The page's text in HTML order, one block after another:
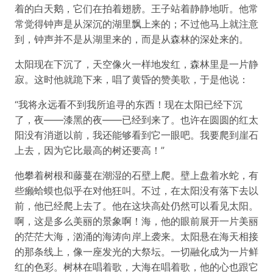
着的白天鹅，它们在拍着翅膀。王子站着静静地听。他常
常觉得钟声是从深沉的湖里飘上来的；不过他马上就注意
到，钟声并不是从湖里来的，而是从森林的深处来的。
太阳现在下沉了，天空像火一样地发红，森林里是一片静
寂。这时他就跪下来，唱了黄昏的赞美歌，于是他说：
“我将永远看不到我所追寻的东西！现在太阳已经下沉
了，夜——漆黑的夜——已经到来了。也许在圆圆的红太
阳没有消逝以前，我还能够看到它一眼吧。我要爬到崖石
上去，因为它比最高的树还要高！”
他攀着树根和藤蔓在潮湿的石壁上爬。壁上盘着水蛇，有
些癞蛤蟆也似乎在对他狂叫。不过，在太阳没有落下去以
前，他已经爬上去了。他在这块高处仍然可以看见太阳。
啊，这是多么美丽的景象啊！海，他的眼前展开一片美丽
的茫茫大海，汹涌的海涛向岸上袭来。太阳悬在海天相接
的那条线上，像一座发光的大祭坛。一切融化成为一片鲜
红的色彩。树林在唱着歌，大海在唱着歌，他的心也跟它